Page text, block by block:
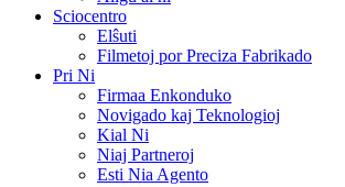
Sciocentro
Elŝuti
Filmetoj por Preciza Fabrikado
Pri Ni
Firmaa Enkonduko
Novigado kaj Teknologioj
Kial Ni
Niaj Partneroj
Esti Nia Agento